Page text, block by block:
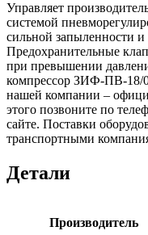
Управляет
системой
сильной запыленности и
Предохранительные
при превышении
компрессор ЗИФ-ПВ-18/
нашей компании –
этого позвоните по
сайте. Поставки
транспортными
Детали
Производитель